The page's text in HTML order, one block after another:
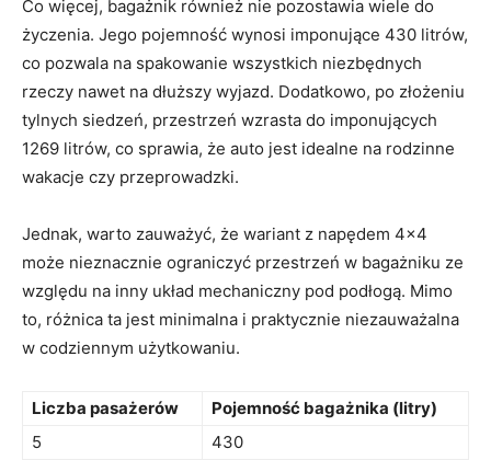
Co więcej, bagażnik również nie pozostawia wiele do
życzenia. Jego pojemność wynosi imponujące 430 litrów,
co pozwala na spakowanie wszystkich niezbędnych
rzeczy nawet na dłuższy wyjazd. Dodatkowo, po złożeniu⁢
tylnych siedzeń, przestrzeń⁤ wzrasta do imponujących
1269 litrów, co‌ sprawia, że auto jest ⁣idealne na rodzinne
wakacje czy przeprowadzki.
Jednak, warto zauważyć, że wariant ​z napędem 4×4
może nieznacznie ograniczyć przestrzeń w bagażniku ze
względu na inny układ mechaniczny pod podłogą. Mimo
to, różnica ta jest‍ minimalna⁢ i praktycznie niezauważalna
w ⁣codziennym użytkowaniu.
Liczba pasażerów
Pojemność bagażnika ⁢(litry)
5
430